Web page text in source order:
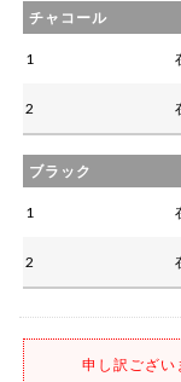
チャコール
1
2
ブラック
1
2
申し訳ござい